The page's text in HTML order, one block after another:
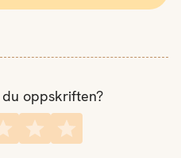
oppskriften?